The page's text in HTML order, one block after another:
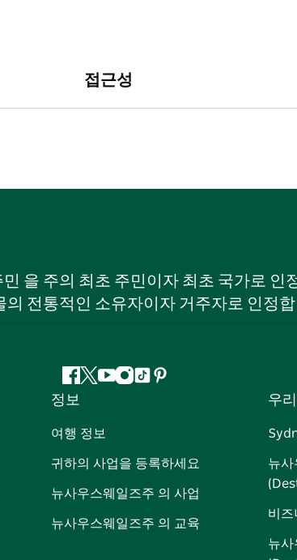
접근성
을 주의 최초 주민이자 최초 국가로 인
의 전통적인 소유자이자 거주자로 인정
페
이
지 유 인
램
틱
핀
트
정보
여행 정보
귀하의 사업을 등록하세요
뉴사우스웨일즈주 의 사업
뉴사우스웨일즈주 의 교육
우
뉴사
비즈
뉴사